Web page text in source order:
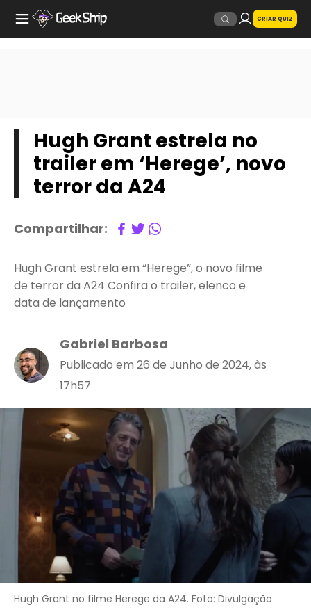
CRIAR QUIZ
Hugh Grant estrela no
trailer em ‘Herege’, novo
terror da A24
Compartilhar:
Hugh Grant estrela em “Herege”, o novo filme
de terror da A24 Confira o trailer, elenco e
data de lançamento
Gabriel Barbosa
Publicado em 26 de Junho de 2024, às
17h57
Hugh Grant no filme Herege da A24. Foto: Divulgação